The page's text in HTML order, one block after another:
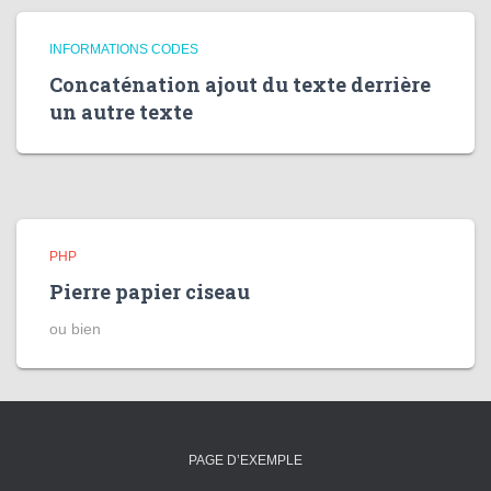
INFORMATIONS CODES
Concaténation ajout du texte derrière
un autre texte
PHP
Pierre papier ciseau
ou bien
PAGE D’EXEMPLE